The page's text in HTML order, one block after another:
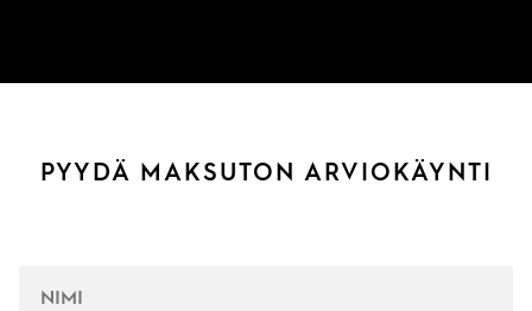
PYYDÄ MAKSUTON ARVIOKÄYNTI